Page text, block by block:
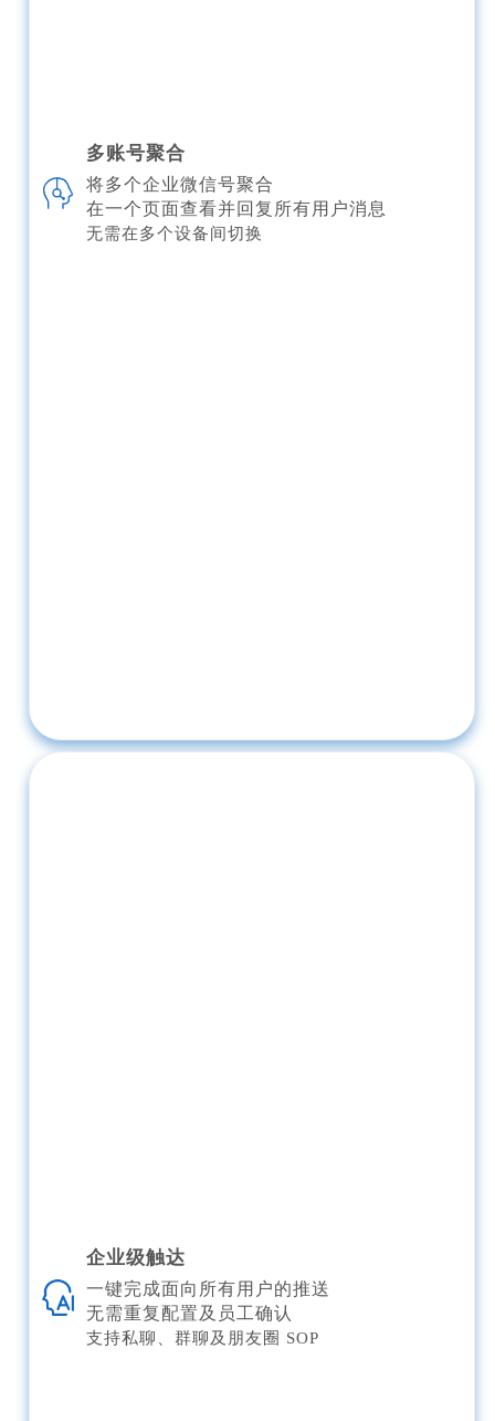
多账号聚合
将多个企业微信号聚合
在一个页面查看并回复所有用户消息
无需在多个设备间切换
企业级触达
一键完成面向所有用户的推送
无需重复配置及员工确认
支持私聊、群聊及朋友圈 SOP